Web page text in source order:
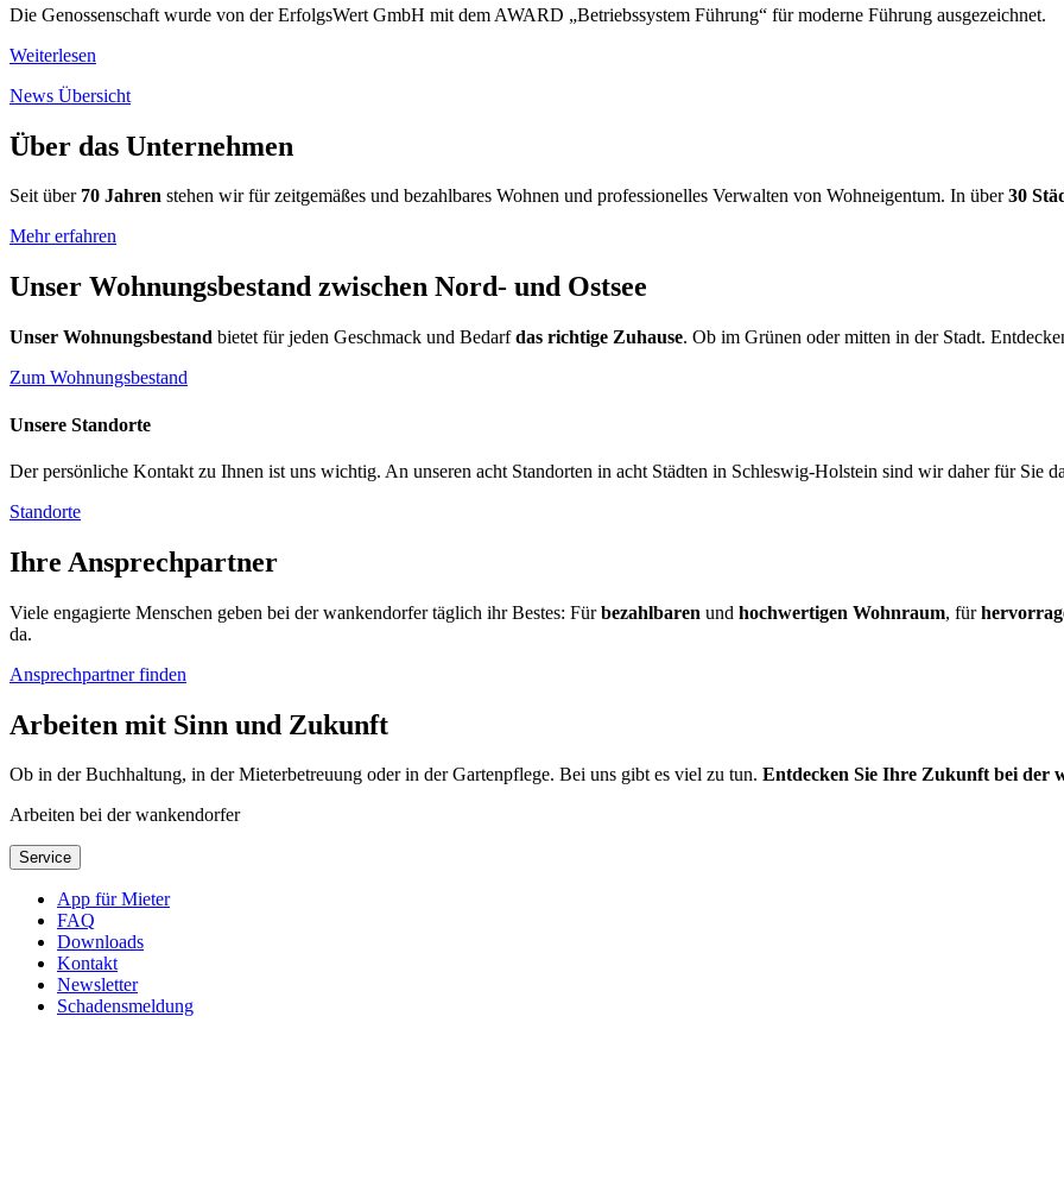
Die Genossenschaft wurde von der ErfolgsWert GmbH mit dem AWARD „Betriebssystem Führung“ für moderne Führung ausgezeichnet.
Weiterlesen
News Übersicht
Über das Unternehmen
Seit über 70 Jahren stehen wir für zeitgemäßes und bezahlbares Wohnen und professionelles Verwalten von Wohneigentum. In über30
Mehr erfahren
Unser Wohnungsbestand zwischen Nord- und Ostsee
Unser Wohnungsbestand bietet für jeden Geschmack und Bedarfdas richtige Zuhause. Ob im Grünen oder mitten in der Stadt.
Zum Wohnungsbestand
Unsere Standorte
Der persönliche Kontakt zu Ihnen ist uns wichtig. An unseren acht Standorten in acht Städten in Schleswig-Holstein sind wir daher für Sie
Standorte
Ihre Ansprechpartner
Viele engagierte Menschen geben bei der wankendorfer täglich ihr Bestes: Fürbezahlbaren und hochwertigen Wohnraum, für
da.
Ansprechpartner finden
Arbeiten mit Sinn und Zukunft
Ob in der Buchhaltung, in der Mieterbetreuung oder in der Gartenpflege. Bei uns gibt es viel zu tun. Entdecken Sie Ihre Zukunft bei der
Arbeiten bei der wankendorfer
Service
App für Mieter
FAQ
Downloads
Kontakt
Newsletter
Schadensmeldung